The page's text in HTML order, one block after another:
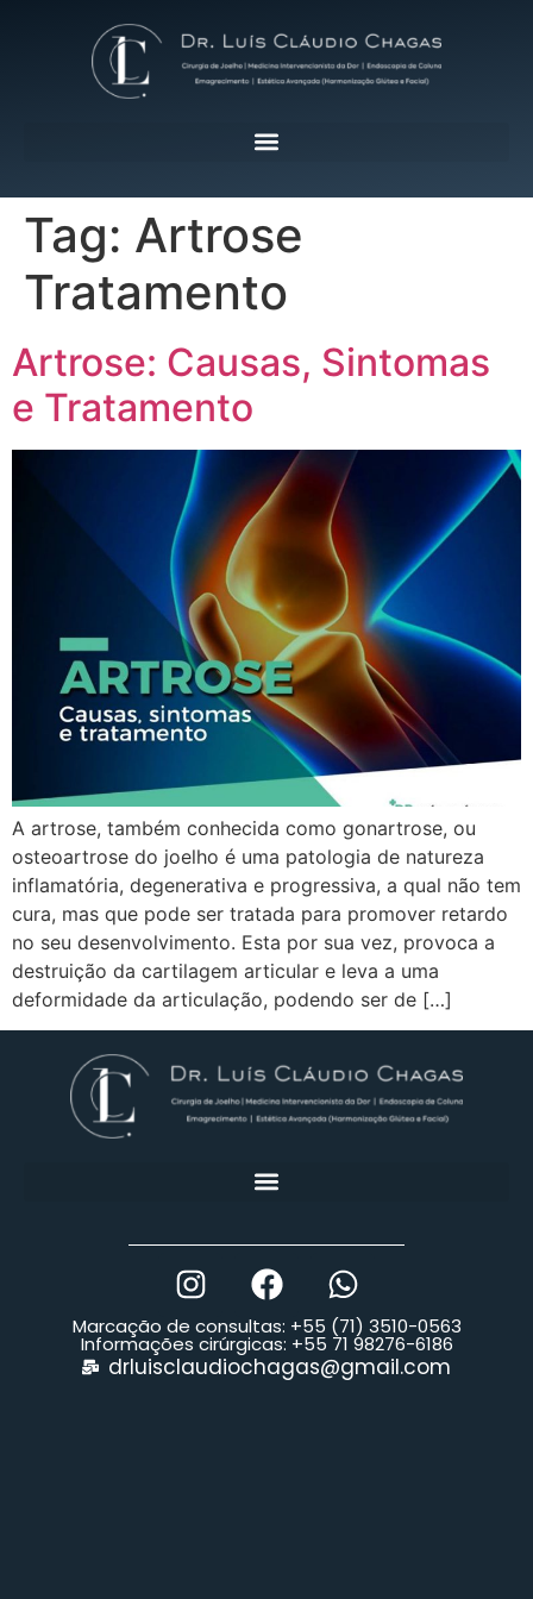
Tag: Artrose
Tratamento
Artrose: Causas, Sintomas
e Tratamento
A artrose, também conhecida como gonartrose, ou
osteoartrose do joelho é uma patologia de natureza
inflamatória, degenerativa e progressiva, a qual não tem
cura, mas que pode ser tratada para promover retardo
no seu desenvolvimento. Esta por sua vez, provoca a
destruição da cartilagem articular e leva a uma
deformidade da articulação, podendo ser de […]
Marcação de consultas: +55 (71) 3510-0563
Informações cirúrgicas: +55 71 98276-6186
drluisclaudiochagas@gmail.com